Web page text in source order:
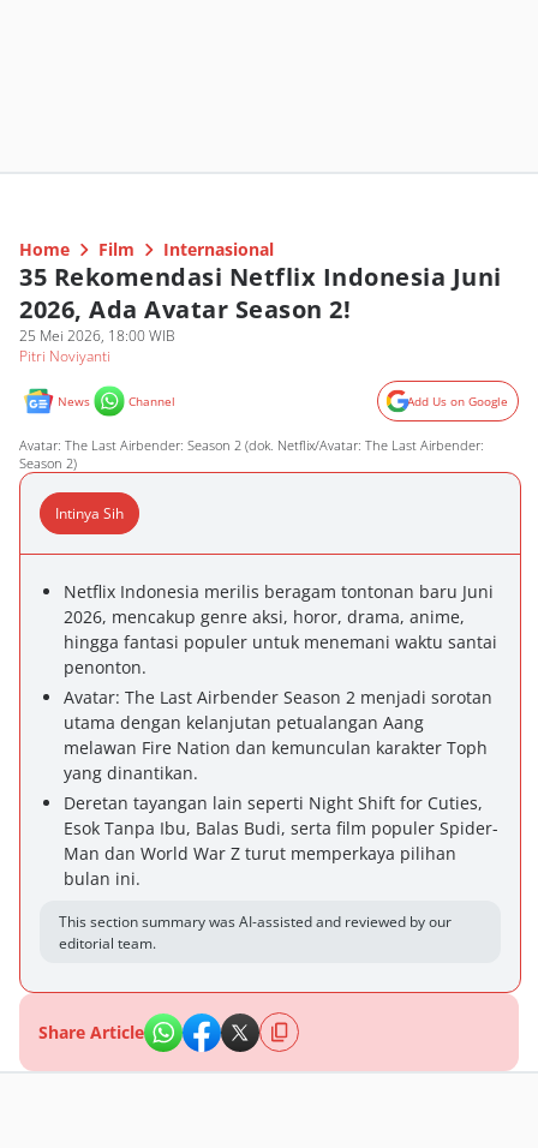
Home Film Internasional
35 Rekomendasi Netflix Indonesia Juni
2026, Ada Avatar Season 2!
25 Mei 2026, 18:00 WIB
Pitri Noviyanti
News Channel Add Us on Google
Avatar: The Last Airbender: Season 2 (dok. Netflix/Avatar: The Last Airbender:
Season 2)
Intinya Sih
Netflix Indonesia merilis beragam tontonan baru Juni
2026, mencakup genre aksi, horor, drama, anime,
hingga fantasi populer untuk menemani waktu santai
penonton.
Avatar: The Last Airbender Season 2 menjadi sorotan
utama dengan kelanjutan petualangan Aang
melawan Fire Nation dan kemunculan karakter Toph
yang dinantikan.
Deretan tayangan lain seperti Night Shift for Cuties,
Esok Tanpa Ibu, Balas Budi, serta film populer Spider-
Man dan World War Z turut memperkaya pilihan
bulan ini.
This section summary was AI-assisted and reviewed by our
editorial team.
Share Article